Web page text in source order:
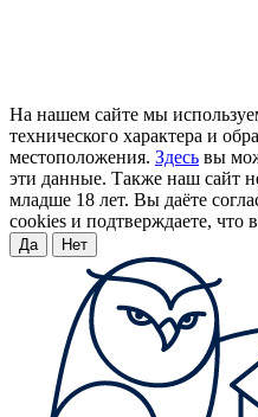
На нашем сайте мы
технического характера и
местоположения. Здесь вы
эти данные. Также наш сайт
младше 18 лет. Вы даёте
cookies и подтверждаете, что
Да Нет